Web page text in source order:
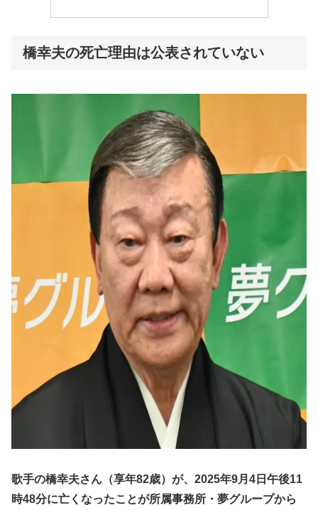
橋幸夫の死亡理由は公表されていない
歌手の橋幸夫さん（享年82歳）が、2025年9月4日午後11
時48分に亡くなったことが所属事務所・夢グループから